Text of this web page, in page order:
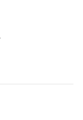
작품의 재미를 살
국군도 될 수 없
며 담배까지 피
었지만 알고 보면